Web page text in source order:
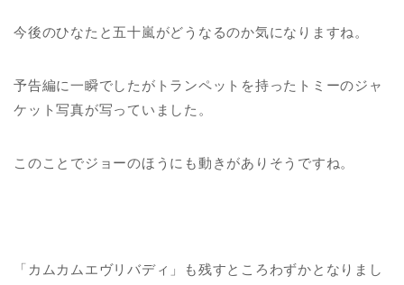
今後のひなたと五十嵐がどうなるのか気になりますね。
予告編に一瞬でしたがトランペットを持ったトミーのジャ
ケット写真が写っていました。
このことでジョーのほうにも動きがありそうですね。
「カムカムエヴリバディ」も残すところわずかとなりまし